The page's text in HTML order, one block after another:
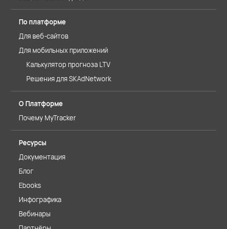
По платформе
Для веб-сайтов
Для мобильных приложений
Калькулятор прогноза LTV
Решения для SKAdNetwork
О Платформе
Почему MyTracker
Ресурсы
Документация
Блог
Ebooks
Инфографика
Вебинары